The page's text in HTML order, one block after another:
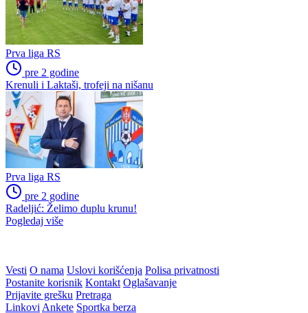
Prva liga RS
pre 2 godine
Krenuli i Laktaši, trofeji na nišanu
Prva liga RS
pre 2 godine
Radeljić: Želimo duplu krunu!
Pogledaj više
Liga MZ Mostara ulazi u
završnicu grupne faze, slijedi
borba za četvrtfinale
Kladionice "zbunjene": Neki